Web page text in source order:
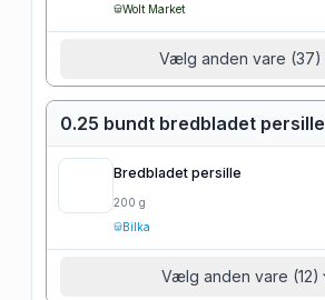
Wolt Market
Vælg anden vare (37)
0.25 bundt bredbladet persille
Bredbladet persille
200 g
Bilka
Vælg anden vare (12)